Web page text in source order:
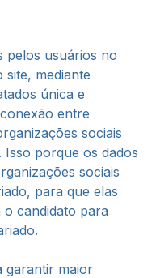
pelos usuários no
mediante
única e
entre
sociais
Isso porque os dados
sociais
para que elas
candidato para
garantir maior